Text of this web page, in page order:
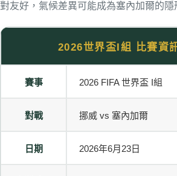
對友好，氣候差異可能成為塞內加爾的隱
2026世界盃I組 比賽資
賽事 2026 FIFA 世界盃 I組
對戰 挪威 vs 塞內加爾
日期 2026年6月23日